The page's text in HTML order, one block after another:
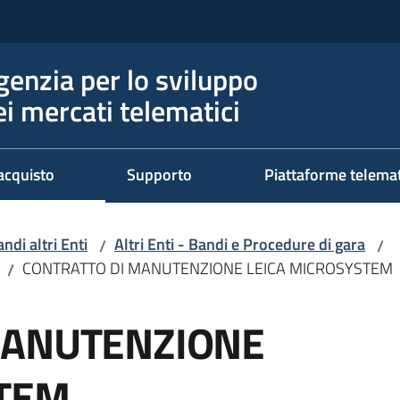
per lo sviluppo
mercati telematici
Supporto Piattaforme
altri Enti / Altri Enti - Bandi e Procedure di gara /
/ CONTRATTO DI MANUTENZIONE LEICA MICROSYSTEM